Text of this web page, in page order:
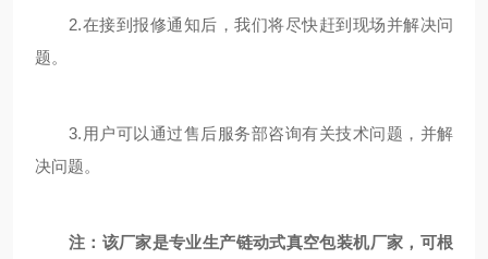
2.在接到报修通知后，我们将尽快赶到现场并解决问
题。
3.用户可以通过售后服务部咨询有关技术问题，并解
决问题。
注：该厂家是专业生产链动式真空包装机厂家，可根